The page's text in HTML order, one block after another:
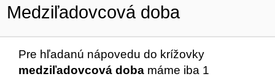
Medziľadovcová doba
Pre hľadanú nápovedu do krížovky
medziľadovcová doba máme iba 1